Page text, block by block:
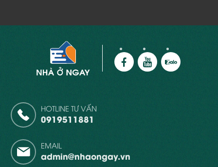
HOTLINE TƯ VẤN
0919511881
EMAIL
admin@nhaongay.vn